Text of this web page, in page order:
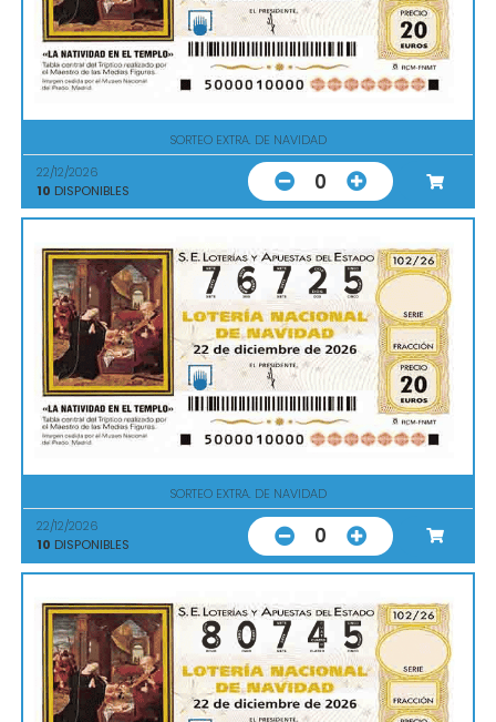
SORTEO EXTRA. DE NAVIDAD
22/12/2026
10 DISPONIBLES 0
SORTEO EXTRA. DE NAVIDAD
22/12/2026
10 DISPONIBLES 0